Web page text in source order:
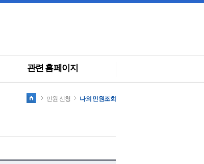
관련 홈페이지
민원 신청 나의 민원조회